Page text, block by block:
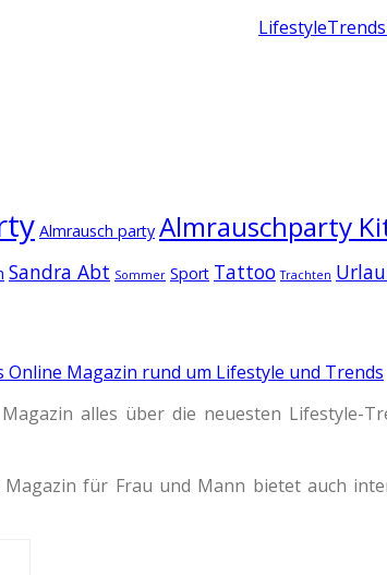
Almrausch party Almrauschparty
Sandra Abt Sommer Sport Tattoo Trachten
Online Magazin rund um Lifestyle und Trends
alles über die neuesten Lifestyle-
Magazin für Frau und Mann bietet auch